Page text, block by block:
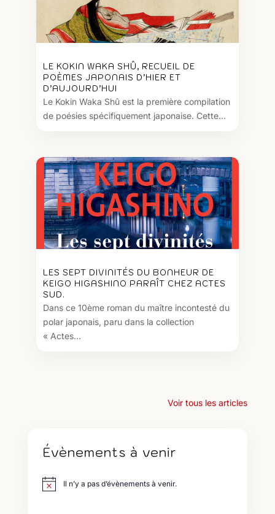
LE KOKIN WAKA SHÛ, RECUEIL DE
POÈMES JAPONAIS D’HIER ET
D’AUJOURD’HUI
Le Kokin Waka Shû est la première compilation
de poésies spécifiquement japonaise. Cette...
LES SEPT DIVINITÉS DU BONHEUR DE
KEIGO HIGASHINO PARAÎT CHEZ ACTES
SUD.
Dans ce 10ème roman du maître incontesté du
polar japonais, paru dans la collection
« Actes...
Voir tous les articles
Évènements à venir
Il n’y a pas d’évènements à venir.